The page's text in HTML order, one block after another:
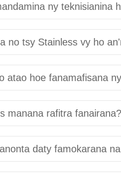
ny teknisianina
no tsy Stainless vy ho
atao hoe fanamafisana
manana rafitra fanairana?
daty famokarana